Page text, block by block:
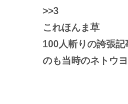
>>3
これほんま草
100人斬りの誇張
のも当時のネトウ